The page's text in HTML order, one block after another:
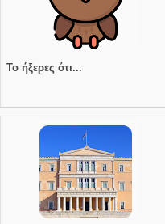
Το ήξερες ότι...